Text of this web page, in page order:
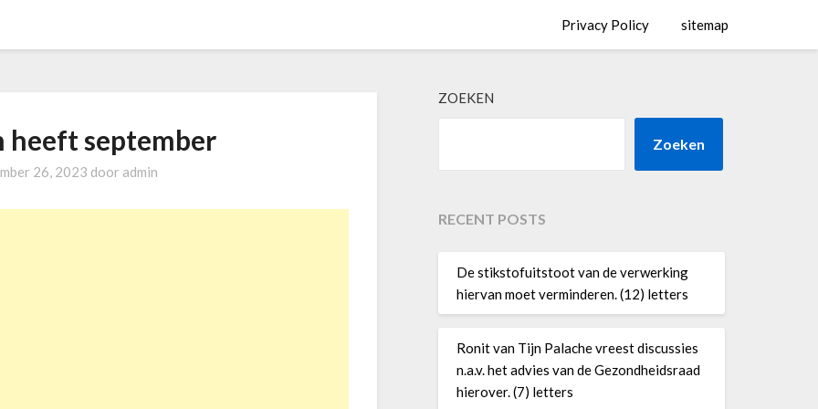
Privacy Policy sitemap
heeft september
26, 2023 door admin
ZOEKEN
Zoeken
RECENT POSTS
De stikstofuitstoot van de verwerking
hiervan moet verminderen. (12) letters
Ronit van Tijn Palache vreest discussies
n.a.v. het advies van de Gezondheidsraad
hierover. (7) letters